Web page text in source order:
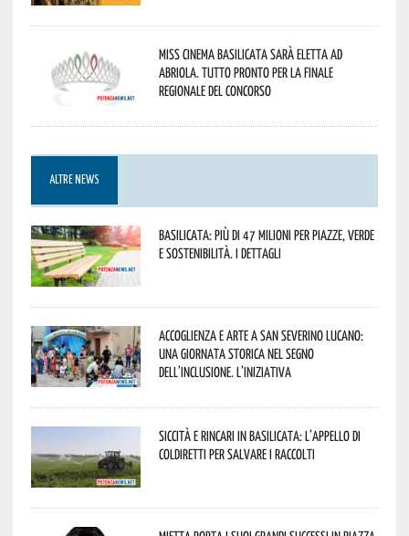
Miss Cinema Basilicata sarà eletta ad
Abriola. Tutto pronto per la finale
regionale del concorso
ALTRE NEWS
Basilicata: più di 47 milioni per piazze, verde
e sostenibilità. I dettagli
Accoglienza e arte a San Severino Lucano:
una giornata storica nel segno
dell’inclusione. L’iniziativa
Siccità e rincari in Basilicata: l’appello di
Coldiretti per salvare i raccolti